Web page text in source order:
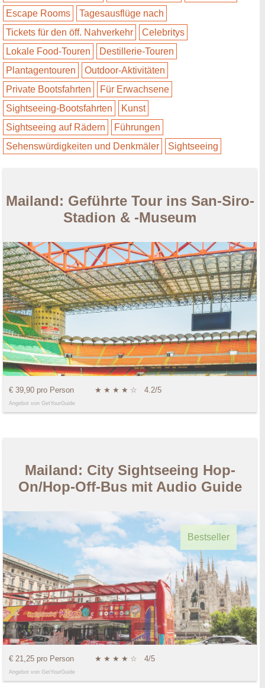
Escape Rooms
Tagesausflüge nach
Tickets für den öff. Nahverkehr
Celebritys
Lokale Food-Touren
Destillerie-Touren
Plantagentouren
Outdoor-Aktivitäten
Private Bootsfahrten
Für Erwachsene
Sightseeing-Bootsfahrten
Kunst
Sightseeing auf Rädern
Führungen
Sehenswürdigkeiten und Denkmäler
Sightseeing
Mailand: Geführte Tour ins San-Siro-
Stadion & -Museum
€ 39,90 pro Person ★ ★ ★ ★ ☆ 4.2/5
Angebot von GetYourGuide
Mailand: City Sightseeing Hop-
On/Hop-Off-Bus mit Audio Guide
Bestseller
€ 21,25 pro Person ★ ★ ★ ★ ☆ 4/5
Angebot von GetYourGuide